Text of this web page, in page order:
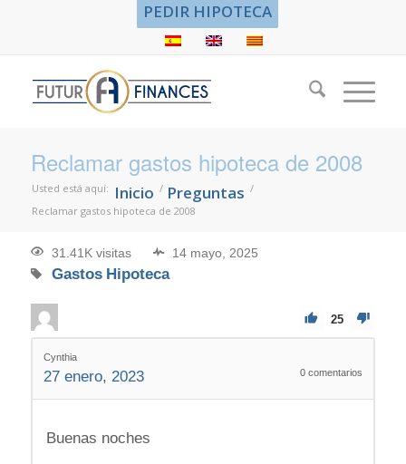
PEDIR HIPOTECA
Reclamar gastos hipoteca de 2008
Usted está aquí: Inicio / Preguntas /
Reclamar gastos hipoteca de 2008
31.41K visitas 14 mayo, 2025
Gastos Hipoteca
25
Cynthia
27 enero, 2023 0 comentarios
Buenas noches